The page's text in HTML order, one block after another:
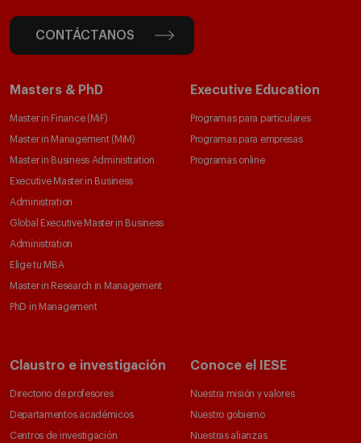
CONTÁCTANOS
Masters & PhD
Master in Finance (MiF)
Master in Management (MiM)
Master in Business Administration
Executive Master in Business
Administration
Global Executive Master in Business
Administration
Elige tu MBA
Master in Research in Management
PhD in Management
Executive Education
Programas para particulares
Programas para empresas
Programas online
Claustro e investigación
Directorio de profesores
Departamentos académicos
Centros de investigación
Conoce el IESE
Nuestra misión y valores
Nuestro gobierno
Nuestras alianzas